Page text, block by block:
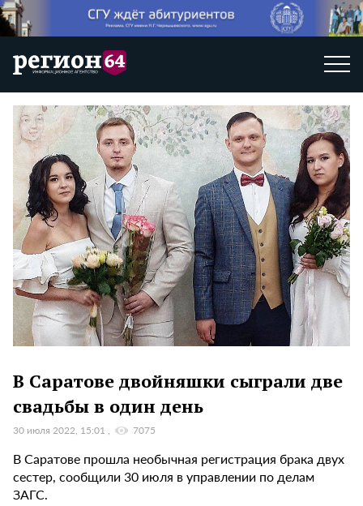
В Саратове двойняшки сыграли две
свадьбы в один день
30 июля 2022, 15:01 7075
В Саратове прошла необычная регистрация брака двух
сестер, сообщили 30 июля в управлении по делам
ЗАГС.